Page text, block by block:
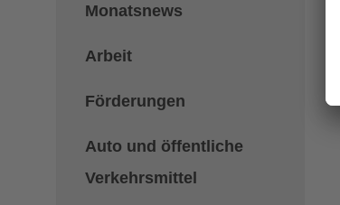
Monatsnews
Arbeit
Förderungen
Auto und öffentliche
Verkehrsmittel